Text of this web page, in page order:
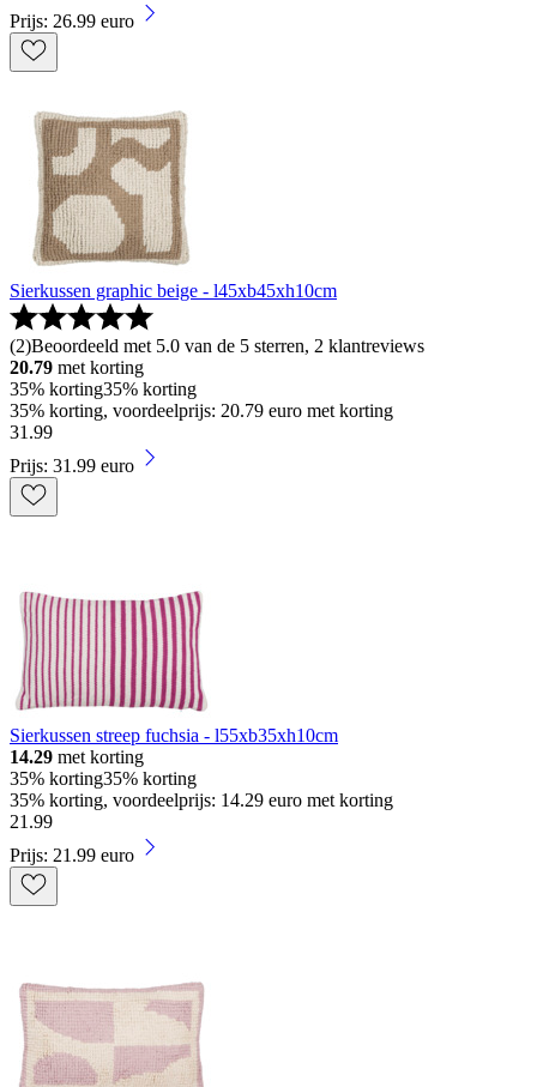
Prijs: 26.99 euro
Sierkussen graphic beige - l45xb45xh10cm
(2)Beoordeeld met 5.0 van de 5 sterren, 2 klantreviews
20.79 met korting
35% korting35% korting
35% korting, voordeelprijs: 20.79 euro met korting
31 .99
Prijs: 31.99 euro
Sierkussen streep fuchsia - l55xb35xh10cm
14.29 met korting
35% korting35% korting
35% korting, voordeelprijs: 14.29 euro met korting
21 .99
Prijs: 21.99 euro